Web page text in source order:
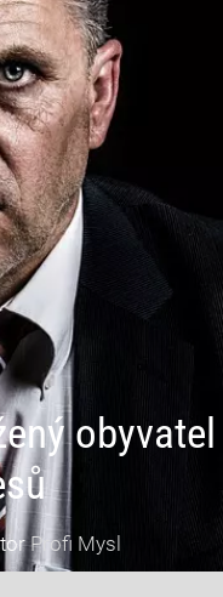
obyvatel
Profi Mysl